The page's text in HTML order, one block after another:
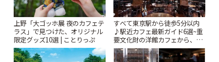
上野「大ゴッホ展 夜のカフェテ
ラス」で見つけた、オリジナル
限定グッズ10選 | ことりっぷ
すべて東京駅から徒歩5分以内
♪駅近カフェ最新ガイド6選~重
要文化財の洋館カフェから、改
札すぐのレトロ喫茶まで~ | こと
りっぷ